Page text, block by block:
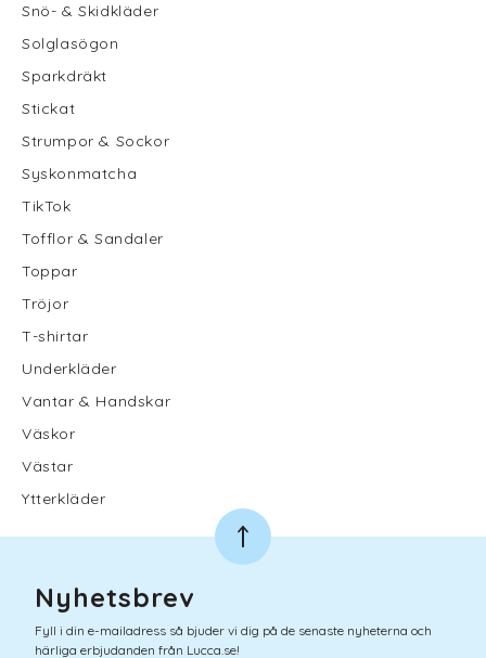
Snö- & Skidkläder
Solglasögon
Sparkdräkt
Stickat
Strumpor & Sockor
Syskonmatcha
TikTok
Tofflor & Sandaler
Toppar
Tröjor
T-shirtar
Underkläder
Vantar & Handskar
Väskor
Västar
Ytterkläder
Nyhetsbrev
Fyll i din e-mailadress så bjuder vi dig på de senaste nyheterna och
härliga erbjudanden från Lucca.se!